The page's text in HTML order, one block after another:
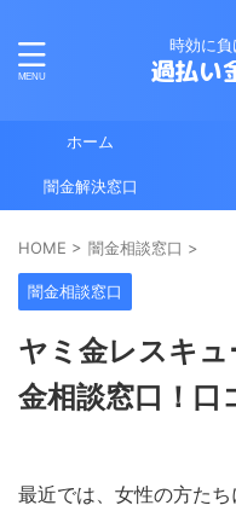
時効に
過払い
ホーム
闇金解決窓口
HOME > 闇金相談窓口 >
闇金相談窓口
ヤミ金レスキ
金相談窓口！口
最近では、女性の方たち